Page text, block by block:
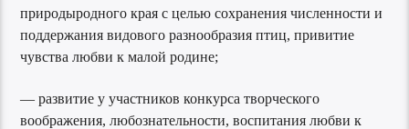
природыродного края с целью сохранения численности и
поддержания видового разнообразия птиц, привитие
чувства любви к малой родине;
— развитие у участников конкурса творческого
воображения, любознательности, воспитания любви к